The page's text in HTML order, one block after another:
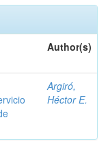
Author(s)
Argiró,
Héctor E.